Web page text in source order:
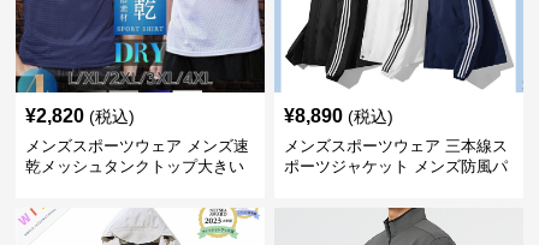
¥2,820 (税込)
メンズスポーツウェア メンズ速
乾メッシュタンクトップ大きい
¥8,890 (税込)
メンズスポーツウェア 三本線ス
ポーツジャケット メンズ防風パ